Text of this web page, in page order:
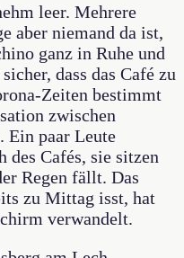
leer. Mehrere
aber niemand da ist,
ganz in Ruhe und
dass das Café zu
Zeiten bestimmt
zwischen
Ein paar Leute
des Cafés, sie sitzen
Regen fällt. Das
zu Mittag isst, hat
verwandelt.